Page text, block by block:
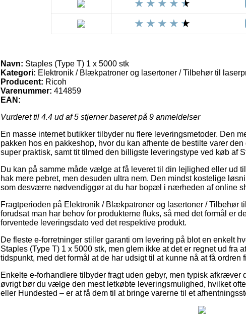
Navn: Staples (Type T) 1 x 5000 stk
Kategori: Elektronik / Blækpatroner og lasertoner / Tilbehør til
Producent: Ricoh
Varenummer: 414859
EAN:
Vurderet til 4.4 ud af 5 stjerner baseret på 9 anmeldelser
En masse internet butikker tilbyder nu flere leveringsmetoder. Den
pakken hos en pakkeshop, hvor du kan afhente de bestilte varer
super praktisk, samt tit tilmed den billigste leveringstype ved køb af
Du kan på samme måde vælge at få leveret til din lejlighed eller ud
hak mere pebret, men desuden ultra nem. Den mindst kostelige
som desværre nødvendiggør at du har bopæl i nærheden af online
Fragtperioden på Elektronik / Blækpatroner og lasertoner / Tilbehør
forudsat man har behov for produkterne fluks, så med det formål er
forventede leveringsdato ved det respektive produkt.
De fleste e-forretninger stiller garanti om levering på blot en enkelt
Staples (Type T) 1 x 5000 stk, men glem ikke at det er regnet ud fra
tidspunkt, med det formål at de har udsigt til at kunne nå at få ordren
Enkelte e-forhandlere tilbyder fragt uden gebyr, men typisk afkræver
øvrigt bør du vælge den mest letkøbte leveringsmulighed, hvilket
eller Hundested – er at få dem til at bringe varerne til et